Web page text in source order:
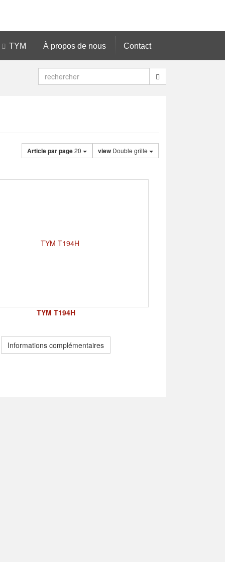
TYM À propos de nous Contact
view Double grille
Article par page20
TYM T194H
Informations complémentaires